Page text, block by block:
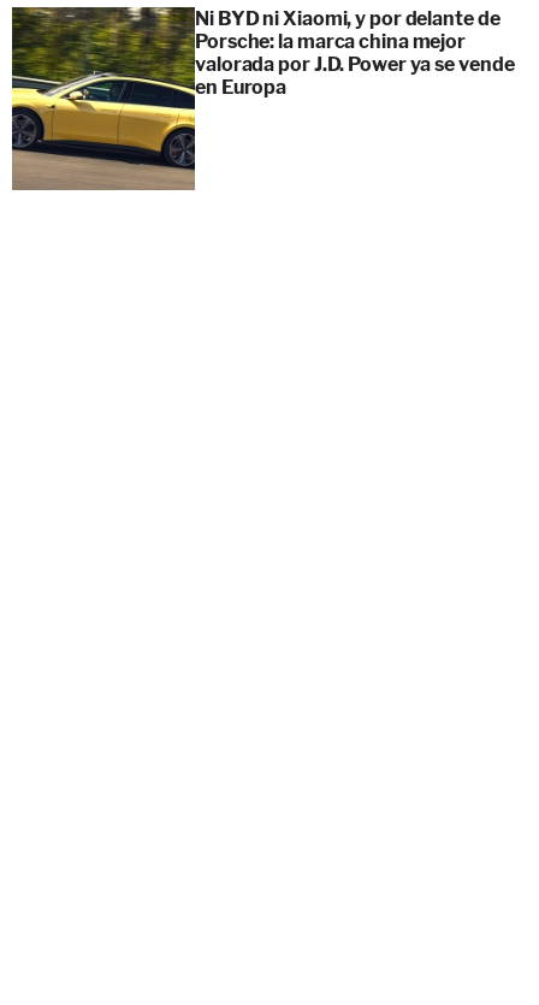
Ni BYD ni Xiaomi, y por delante de
Porsche: la marca china mejor
valorada por J.D. Power ya se vende
en Europa